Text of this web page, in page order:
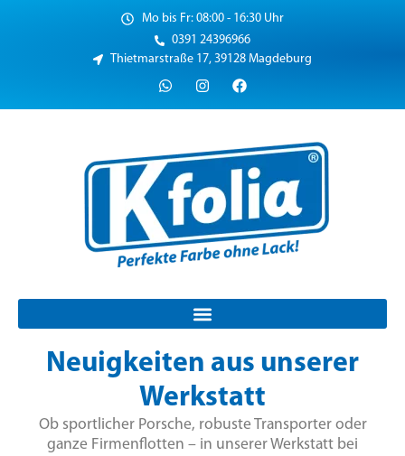
Mo bis Fr: 08:00 - 16:30 Uhr
0391 24396966
Thietmarstraße 17, 39128 Magdeburg
Neuigkeiten aus unserer
Werkstatt
Ob sportlicher Porsche, robuste Transporter oder
ganze Firmenflotten – in unserer Werkstatt bei